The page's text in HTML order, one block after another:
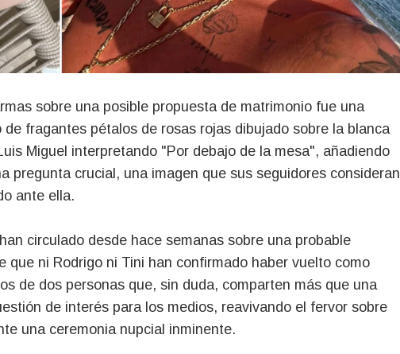
sobre una posible propuesta de matrimonio fue una
fragantes pétalos de rosas rojas dibujado sobre la blanca
Miguel interpretando "Por debajo de la mesa", añadiendo
pregunta crucial, una imagen que sus seguidores consideran
ante ella.
circulado desde hace semanas sobre una probable
que ni Rodrigo ni Tini han confirmado haber vuelto como
de dos personas que, sin duda, comparten más que una
de interés para los medios, reavivando el fervor sobre
una ceremonia nupcial inminente.